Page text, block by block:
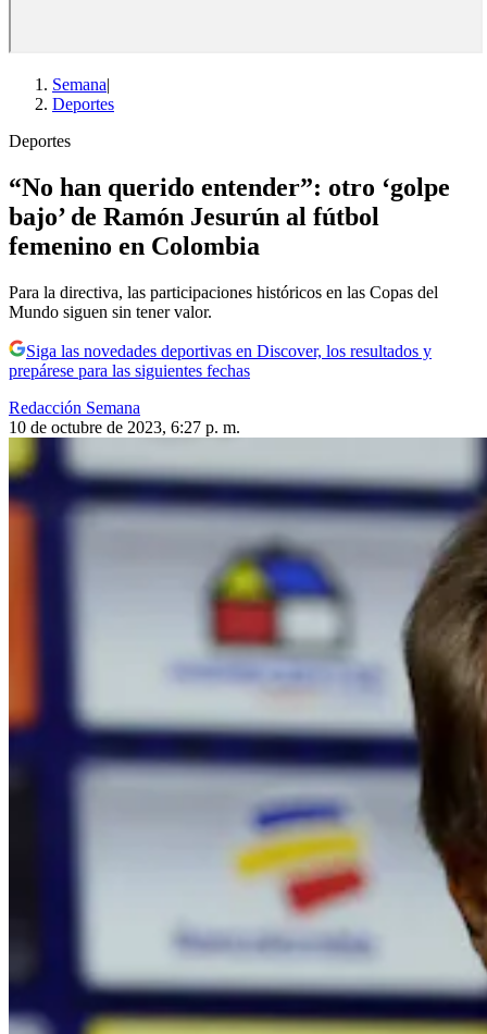
Semana|
Deportes
Deportes
“No han querido entender”: otro ‘golpe
bajo’ de Ramón Jesurún al fútbol
femenino en Colombia
Para la directiva, las participaciones históricos en las Copas del
Mundo siguen sin tener valor.
Siga las novedades deportivas en Discover, los resultados y
prepárese para las siguientes fechas
Redacción Semana
10 de octubre de 2023, 6:27 p. m.